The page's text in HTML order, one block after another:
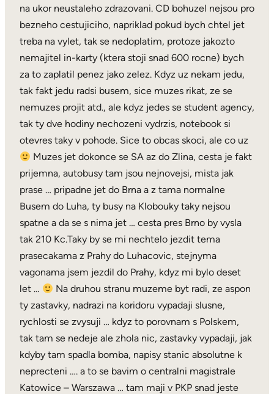
na ukor neustaleho zdrazovani. CD bohuzel nejsou pro
bezneho cestujiciho, napriklad pokud bych chtel jet
treba na vylet, tak se nedoplatim, protoze jakozto
nemajitel in-karty (ktera stoji snad 600 rocne) bych
za to zaplatil penez jako zelez. Kdyz uz nekam jedu,
tak fakt jedu radsi busem, sice muzes rikat, ze se
nemuzes projit atd., ale kdyz jedes se student agency,
tak ty dve hodiny nechozeni vydrzis, notebook si
otevres taky v pohode. Sice to obcas skoci, ale co uz
Muzes jet dokonce se SA az do Zlina, cesta je fakt
prijemna, autobusy tam jsou nejnovejsi, mista jak
prase … pripadne jet do Brna a z tama normalne
Busem do Luha, ty busy na Klobouky taky nejsou
spatne a da se s nima jet … cesta pres Brno by vysla
tak 210 Kc.Taky by se mi nechtelo jezdit tema
prasecakama z Prahy do Luhacovic, stejnyma
vagonama jsem jezdil do Prahy, kdyz mi bylo deset
let …
Na druhou stranu muzeme byt radi, ze aspon
ty zastavky, nadrazi na koridoru vypadaji slusne,
rychlosti se zvysuji … kdyz to porovnam s Polskem,
tak tam se nedeje ale zhola nic, zastavky vypadaji, jak
kdyby tam spadla bomba, napisy stanic absolutne k
neprecteni …. a to se bavim o centralni magistrale
Katowice – Warszawa … tam maji v PKP snad jeste